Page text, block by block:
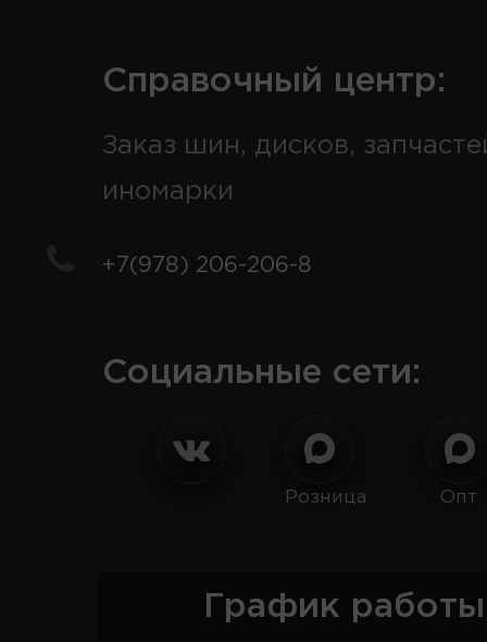
Справочный центр:
Заказ шин, дисков,
иномарки
+7(978) 206-206-8
Социальные сети:
Розница Опт
График